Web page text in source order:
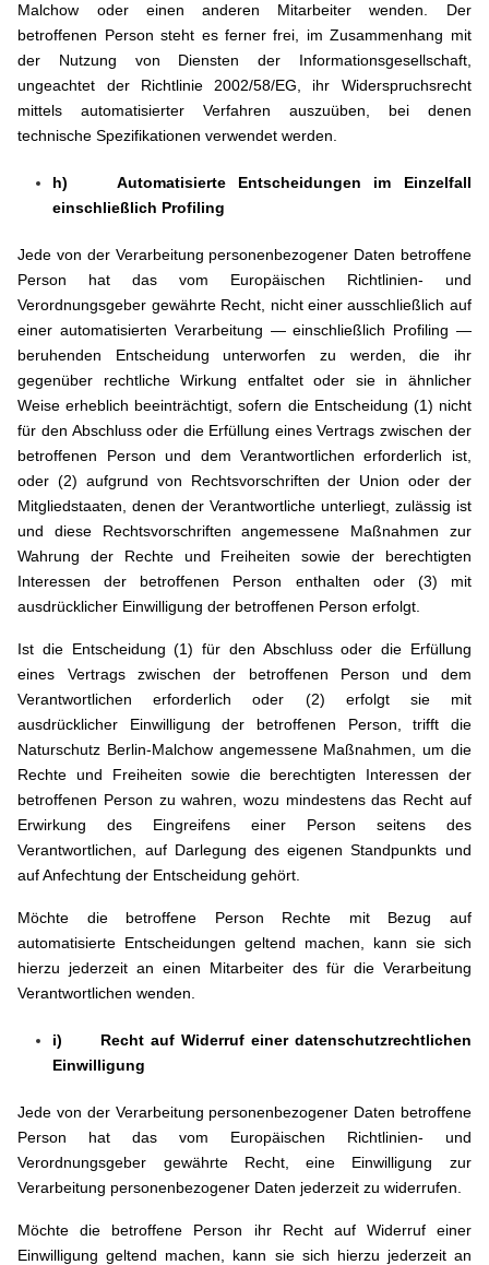
Malchow oder einen anderen Mitarbeiter wenden. Der
betroffenen Person steht es ferner frei, im Zusammenhang mit
der Nutzung von Diensten der Informationsgesellschaft,
ungeachtet der Richtlinie 2002/58/EG, ihr Widerspruchsrecht
mittels automatisierter Verfahren auszuüben, bei denen
technische Spezifikationen verwendet werden.
h) Automatisierte Entscheidungen im Einzelfall
einschließlich Profiling
Jede von der Verarbeitung personenbezogener Daten betroffene
Person hat das vom Europäischen Richtlinien- und
Verordnungsgeber gewährte Recht, nicht einer ausschließlich auf
einer automatisierten Verarbeitung — einschließlich Profiling —
beruhenden Entscheidung unterworfen zu werden, die ihr
gegenüber rechtliche Wirkung entfaltet oder sie in ähnlicher
Weise erheblich beeinträchtigt, sofern die Entscheidung (1) nicht
für den Abschluss oder die Erfüllung eines Vertrags zwischen der
betroffenen Person und dem Verantwortlichen erforderlich ist,
oder (2) aufgrund von Rechtsvorschriften der Union oder der
Mitgliedstaaten, denen der Verantwortliche unterliegt, zulässig ist
und diese Rechtsvorschriften angemessene Maßnahmen zur
Wahrung der Rechte und Freiheiten sowie der berechtigten
Interessen der betroffenen Person enthalten oder (3) mit
ausdrücklicher Einwilligung der betroffenen Person erfolgt.
Ist die Entscheidung (1) für den Abschluss oder die Erfüllung
eines Vertrags zwischen der betroffenen Person und dem
Verantwortlichen erforderlich oder (2) erfolgt sie mit
ausdrücklicher Einwilligung der betroffenen Person, trifft die
Naturschutz Berlin-Malchow angemessene Maßnahmen, um die
Rechte und Freiheiten sowie die berechtigten Interessen der
betroffenen Person zu wahren, wozu mindestens das Recht auf
Erwirkung des Eingreifens einer Person seitens des
Verantwortlichen, auf Darlegung des eigenen Standpunkts und
auf Anfechtung der Entscheidung gehört.
Möchte die betroffene Person Rechte mit Bezug auf
automatisierte Entscheidungen geltend machen, kann sie sich
hierzu jederzeit an einen Mitarbeiter des für die Verarbeitung
Verantwortlichen wenden.
i) Recht auf Widerruf einer datenschutzrechtlichen
Einwilligung
Jede von der Verarbeitung personenbezogener Daten betroffene
Person hat das vom Europäischen Richtlinien- und
Verordnungsgeber gewährte Recht, eine Einwilligung zur
Verarbeitung personenbezogener Daten jederzeit zu widerrufen.
Möchte die betroffene Person ihr Recht auf Widerruf einer
Einwilligung geltend machen, kann sie sich hierzu jederzeit an